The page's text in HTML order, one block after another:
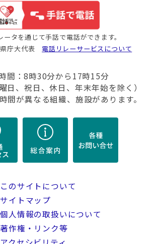
ータを通じて手話で電話ができます。
庁大代表 電話リレーサービスについて
間：8時30分から17時15分
日、祝日、休日、年末年始を除く）
間が異なる組織、施設があります。
このサイトについて
サイトマップ
個人情報の取扱いについて
著作権・リンク等